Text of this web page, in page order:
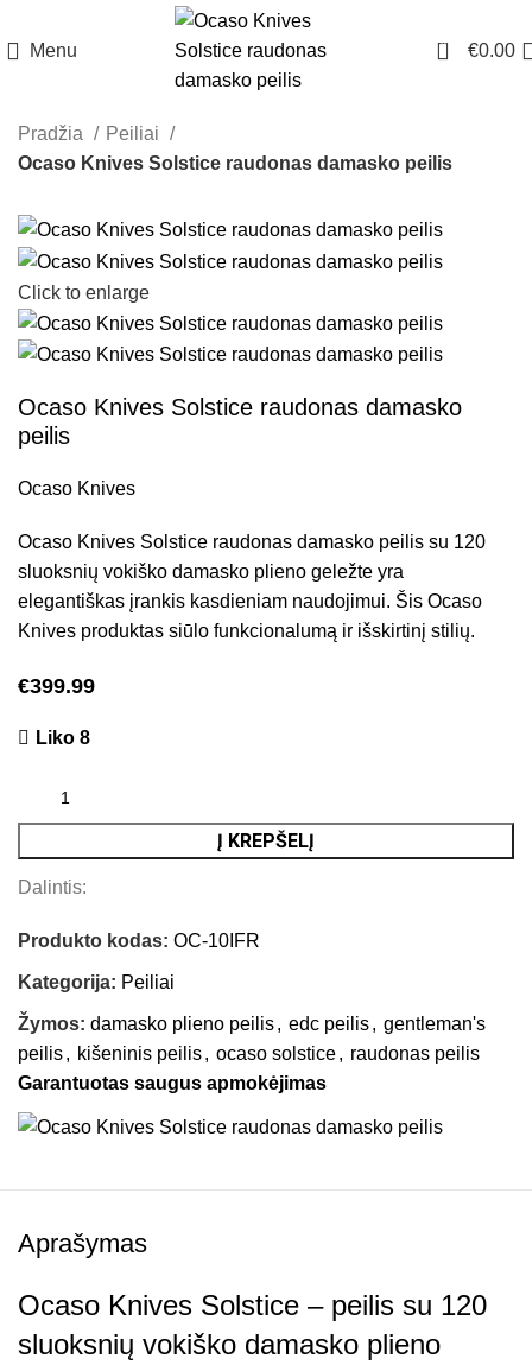
Menu 0 €0.00
Pradžia
Peiliai
Ocaso Knives Solstice raudonas damasko peilis
Click to enlarge
Ocaso Knives Solstice raudonas damasko
peilis
Ocaso Knives
Ocaso Knives Solstice raudonas damasko peilis su 120
sluoksnių vokiško damasko plieno geležte yra
elegantiškas įrankis kasdieniam naudojimui. Šis Ocaso
Knives produktas siūlo funkcionalumą ir išskirtinį stilių.
€399.99
Liko 8
Į KREPŠELĮ
Dalintis:
Produkto kodas:OC-10IFR
Kategorija: Peiliai
Žymos: damasko plieno peilis, edc peilis, gentleman's
peilis, kišeninis peilis, ocaso solstice, raudonas peilis
Garantuotas saugus apmokėjimas
Aprašymas
Ocaso Knives Solstice – peilis su 120
sluoksnių vokiško damasko plieno